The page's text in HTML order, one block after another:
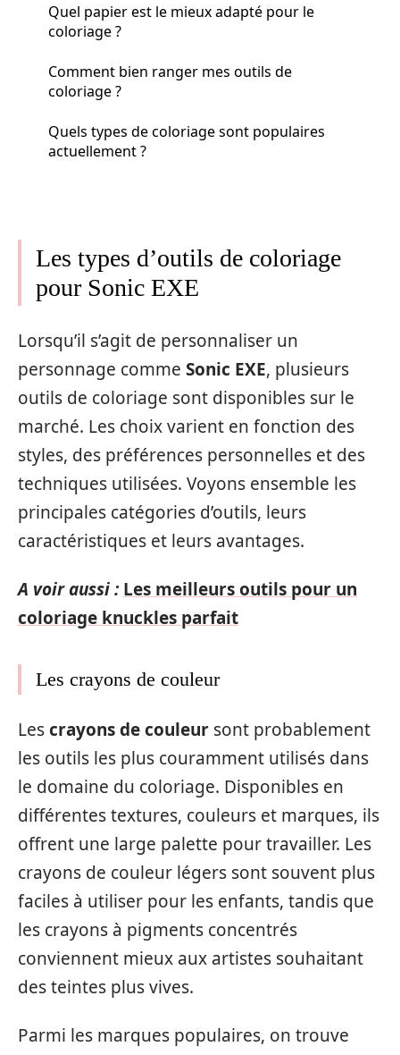
Quel papier est le mieux adapté pour le
coloriage ?
Comment bien ranger mes outils de
coloriage ?
Quels types de coloriage sont populaires
actuellement ?
Les types d’outils de coloriage
pour Sonic EXE
Lorsqu’il s’agit de personnaliser un
personnage comme Sonic EXE, plusieurs
outils de coloriage sont disponibles sur le
marché. Les choix varient en fonction des
styles, des préférences personnelles et des
techniques utilisées. Voyons ensemble les
principales catégories d’outils, leurs
caractéristiques et leurs avantages.
A voir aussi : Les meilleurs outils pour un
coloriage knuckles parfait
Les crayons de couleur
Lescrayons de couleur sont probablement
les outils les plus couramment utilisés dans
le domaine du coloriage. Disponibles en
différentes textures, couleurs et marques, ils
offrent une large palette pour travailler. Les
crayons de couleur légers sont souvent plus
faciles à utiliser pour les enfants, tandis que
les crayons à pigments concentrés
conviennent mieux aux artistes souhaitant
des teintes plus vives.
Parmi les marques populaires, on trouve